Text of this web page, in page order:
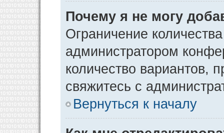
Почему я не могу
Ограничение
администратором
количество вариантов,
свяжитесь с
Вернуться к началу